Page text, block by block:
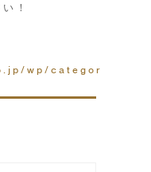
！
wp/category/blog/